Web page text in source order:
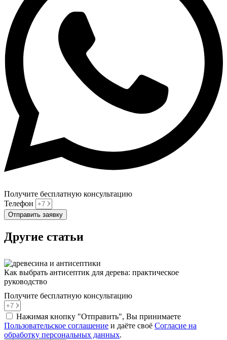
Получите бесплатную консультацию
Телефон
Отправить заявку
Другие статьи
Как выбрать антисептик для дерева: практическое
руководство
Получите бесплатную консультацию
Нажимая кнопку "Отправить", Вы принимаете
Пользовательское соглашение и даёте своё Согласие на
обработку персональных данных.